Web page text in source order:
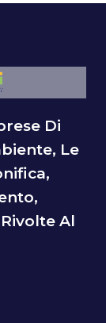
Di
Le
Al